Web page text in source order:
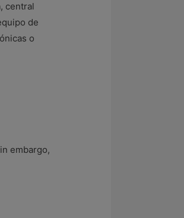
central
de
o
embargo,